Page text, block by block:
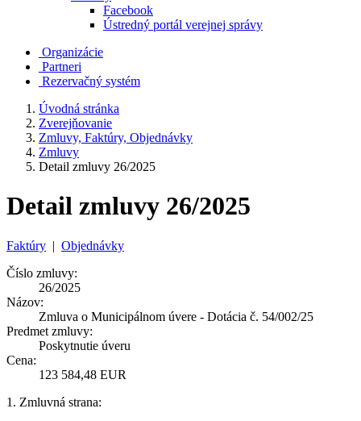
Facebook
Ústredný portál verejnej správy
Organizácie
Partneri
Rezervačný systém
Úvodná stránka
Zverejňovanie
Zmluvy, Faktúry, Objednávky
Zmluvy
Detail zmluvy 26/2025
Detail zmluvy 26/2025
Faktúry | Objednávky
Číslo zmluvy:
26/2025
Názov:
Zmluva o Municipálnom úvere - Dotácia č. 54/002/25
Predmet zmluvy:
Poskytnutie úveru
Cena:
123 584,48 EUR
1. Zmluvná strana: